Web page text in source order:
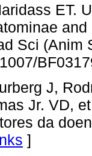
ET.
Sci (Anim
J,
Jr. VD,
da
]